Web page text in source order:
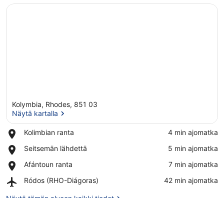
Kolymbia, Rhodes, 851 03
Näytä kartalla
Kolimbian ranta
Place,
ranta
‪4 min ajomatka‬
Seitsemän lähdettä
Place,
lähdettä
‪5 min ajomatka‬
Afántoun ranta
Place,
ranta
‪7 min ajomatka‬
Ródos (RHO-Diágoras)
Airport,
‪42 min ajomatka‬